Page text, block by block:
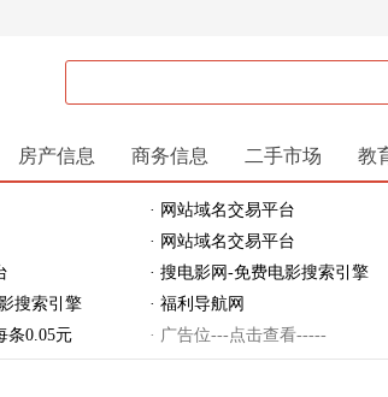
房产信息 商务信息 二手市场 教
· 网站域名交易平台
· 网站域名交易平台
· 搜电影网-免费电影搜索引擎
搜索引擎 · 福利导航网
条0.05元 · 广告位---点击查看-----